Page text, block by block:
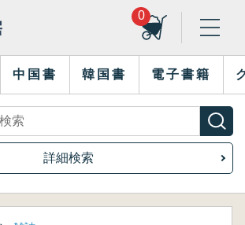
0
中国書 韓国書 電子書籍
詳細検索